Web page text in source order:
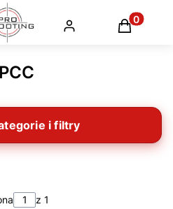
PCC
Filtry
z 1